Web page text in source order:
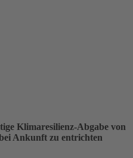
Klimaresilienz-Abgabe von
Ankunft zu entrichten